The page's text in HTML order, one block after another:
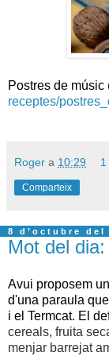
Postres de músic
receptes/
Roger a 10:29
Comparteix
8 d’octubre del
Mot del
Avui proposem
d'una paraula
i el Termcat. El
cereals, fruita
menjar barrejat